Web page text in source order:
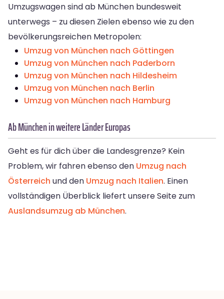
Umzugswagen sind ab München bundesweit
unterwegs – zu diesen Zielen ebenso wie zu den
bevölkerungsreichen Metropolen:
Umzug von München nach Göttingen
Umzug von München nach Paderborn
Umzug von München nach Hildesheim
Umzug von München nach Berlin
Umzug von München nach Hamburg
Ab München in weitere Länder Europas
Geht es für dich über die Landesgrenze? Kein
Problem, wir fahren ebenso den Umzug nach
Österreich und den Umzug nach Italien. Einen
vollständigen Überblick liefert unsere Seite zum
Auslandsumzug ab München.